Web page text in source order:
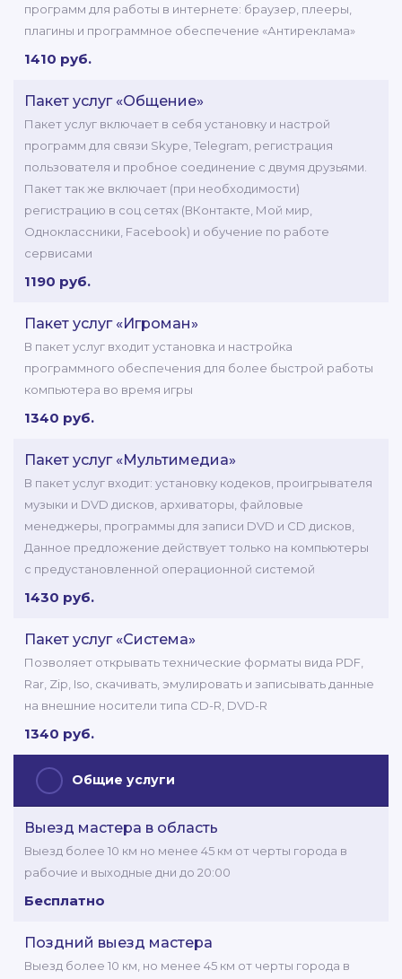
программ для работы в интернете: браузер, плееры,
плагины и программное обеспечение «Антиреклама»
1410 руб.
Пакет услуг «Общение»
Пакет услуг включает в себя установку и настрой
программ для связи Skype, Telegram, регистрация
пользователя и пробное соединение с двумя друзьями.
Пакет так же включает (при необходимости)
регистрацию в соц сетях (ВКонтакте, Мой мир,
Одноклассники, Facebook) и обучение по работе
сервисами
1190 руб.
Пакет услуг «Игроман»
В пакет услуг входит установка и настройка
программного обеспечения для более быстрой работы
компьютера во время игры
1340 руб.
Пакет услуг «Мультимедиа»
В пакет услуг входит: установку кодеков, проигрывателя
музыки и DVD дисков, архиваторы, файловые
менеджеры, программы для записи DVD и CD дисков,
Данное предложение действует только на компьютеры
с предустановленной операционной системой
1430 руб.
Пакет услуг «Система»
Позволяет открывать технические форматы вида PDF,
Rar, Zip, Iso, скачивать, эмулировать и записывать данные
на внешние носители типа СD-R, DVD-R
1340 руб.
Общие услуги
Выезд мастера в область
Выезд более 10 км но менее 45 км от черты города в
рабочие и выходные дни до 20:00
Бесплатно
Поздний выезд мастера
Выезд более 10 км, но менее 45 км от черты города в